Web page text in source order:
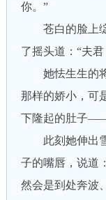
你。”
苍白的脸上绽
了摇头道：“夫
她怯生生的将
那样的娇小，可
下隆起的肚子——
此刻她伸出雪
子的嘴唇，说道
然会是到处奔波